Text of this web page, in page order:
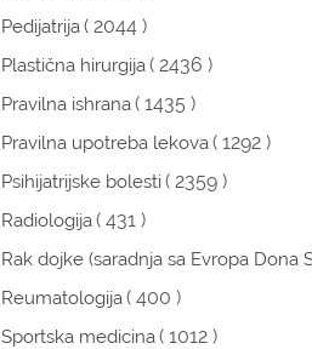
Pedijatrija( 2044 )
Plastična hirurgija( 2436 )
Pravilna ishrana( 1435 )
Pravilna upotreba lekova( 1292 )
Psihijatrijske bolesti( 2359 )
Radiologija( 431 )
Rak dojke (saradnja sa Evropa Dona
Reumatologija( 400 )
Sportska medicina( 1012 )